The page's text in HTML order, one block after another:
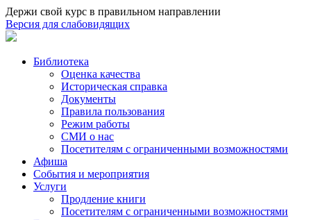
Держи свой курс в правильном направлении
Версия для слабовидящих
Библиотека
Оценка качества
Историческая справка
Документы
Правила пользования
Режим работы
СМИ о нас
Посетителям с ограниченными возможностями
Афиша
События и мероприятия
Услуги
Продление книги
Посетителям с ограниченными возможностями